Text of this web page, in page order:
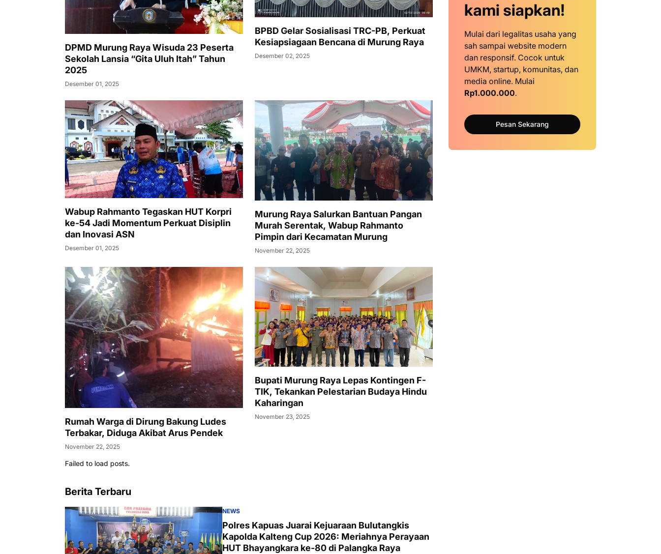
DPMD Murung Raya Wisuda 23 Peserta
Sekolah Lansia “Gita Uluh Itah” Tahun
2025
Desember 01, 2025
BPBD Gelar Sosialisasi TRC-PB, Perkuat
Kesiapsiagaan Bencana di Murung Raya
Desember 02, 2025
Wabup Rahmanto Tegaskan HUT Korpri
ke-54 Jadi Momentum Perkuat Disiplin
dan Inovasi ASN
Desember 01, 2025
Murung Raya Salurkan Bantuan Pangan
Murah Serentak, Wabup Rahmanto
Pimpin dari Kecamatan Murung
November 22, 2025
Rumah Warga di Dirung Bakung Ludes
Terbakar, Diduga Akibat Arus Pendek
November 22, 2025
Bupati Murung Raya Lepas Kontingen F-
TIK, Tekankan Pelestarian Budaya Hindu
Kaharingan
November 23, 2025
Failed to load posts.
Berita Terbaru
NEWS
Polres Kapuas Juarai Kejuaraan Bulutangkis
Kapolda Kalteng Cup 2026: Meriahnya Perayaan
HUT Bhayangkara ke-80 di Palangka Raya
kami siapkan!
Mulai dari legalitas usaha yang
sah sampai website modern
dan responsif. Cocok untuk
UMKM, startup, komunitas, dan
media online. Mulai
Rp1.000.000.
Pesan Sekarang